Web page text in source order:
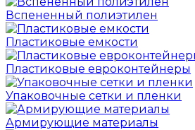
Вспененный полиэтилен
Пластиковые емкости
Пластиковые евроконтейнеры
Упаковочные сетки и пленки
Армирующие материалы